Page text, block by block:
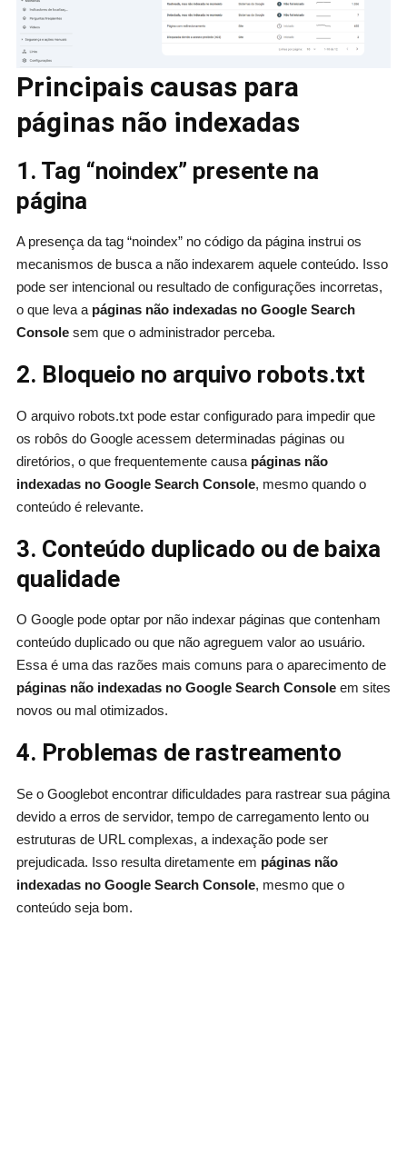
Principais causas para
páginas não indexadas
1. Tag “noindex” presente na
página
A presença da tag “noindex” no código da página instrui os
mecanismos de busca a não indexarem aquele conteúdo. Isso
pode ser intencional ou resultado de configurações incorretas,
o que leva a páginas não indexadas no Google Search
Consolesem que o administrador perceba.
2. Bloqueio no arquivo robots.txt
O arquivo robots.txt pode estar configurado para impedir que
os robôs do Google acessem determinadas páginas ou
diretórios, o que frequentemente causa páginas não
indexadas no Google Search Console, mesmo quando o
conteúdo é relevante.
3. Conteúdo duplicado ou de baixa
qualidade
O Google pode optar por não indexar páginas que contenham
conteúdo duplicado ou que não agreguem valor ao usuário.
Essa é uma das razões mais comuns para o aparecimento de
páginas não indexadas no Google Search Consoleem sites
novos ou mal otimizados.
4. Problemas de rastreamento
Se o Googlebot encontrar dificuldades para rastrear sua página
devido a erros de servidor, tempo de carregamento lento ou
estruturas de URL complexas, a indexação pode ser
prejudicada. Isso resulta diretamente em páginas não
indexadas no Google Search Console, mesmo que o
conteúdo seja bom.